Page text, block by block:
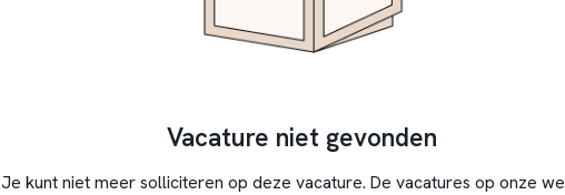
Vacature niet gevonden
Je kunt niet meer solliciteren op deze vacature. De vacatures op onze